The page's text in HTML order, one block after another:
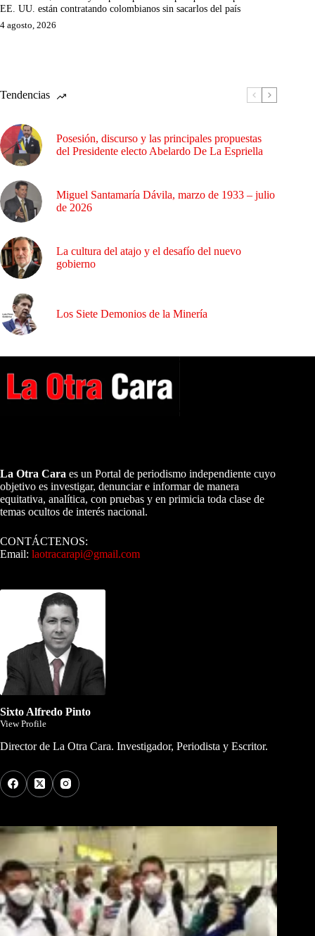
EE. UU. están contratando colombianos sin sacarlos del país
4 agosto, 2026
Tendencias
Posesión, discurso y las principales propuestas
del Presidente electo Abelardo De La Espriella
Miguel Santamaría Dávila, marzo de 1933 – julio
de 2026
La cultura del atajo y el desafío del nuevo
gobierno
Los Siete Demonios de la Minería
La Otra Cara es un Portal de periodismo independiente cuyo
objetivo es investigar, denunciar e informar de manera
equitativa, analítica, con pruebas y en primicia toda clase de
temas ocultos de interés nacional.
CONTÁCTENOS:
Email: laotracarapi@gmail.com
Sixto Alfredo Pinto
View Profile
Director de La Otra Cara. Investigador, Periodista y Escritor.